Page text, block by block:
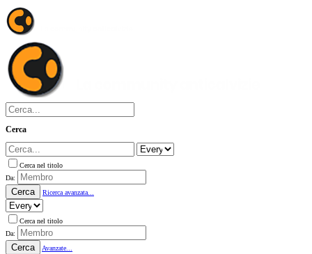
Cerca
Cerca nel titolo
Da:
Cerca Ricerca avanzata...
Cerca nel titolo
Da:
Cerca Avanzate...